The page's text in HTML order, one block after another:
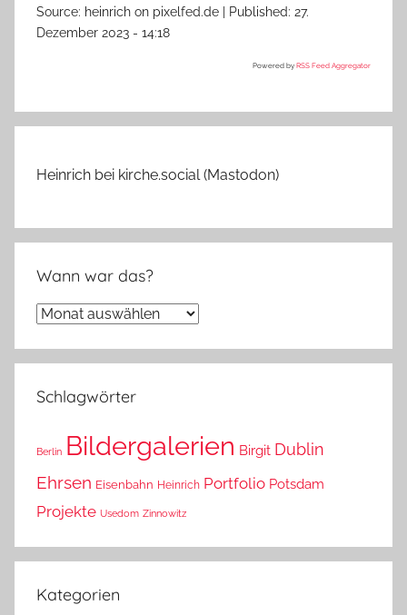
Source: heinrich on pixelfed.de Published: 27.
Dezember 2023 - 14:18
Powered by RSS Feed Aggregator
Heinrich bei kirche.social (Mastodon)
Wann war das?
Wann
das?
Schlagwörter
Berlin Bildergalerien Birgit Dublin
Ehrsen Eisenbahn Heinrich Portfolio Potsdam
Projekte Usedom Zinnowitz
Kategorien